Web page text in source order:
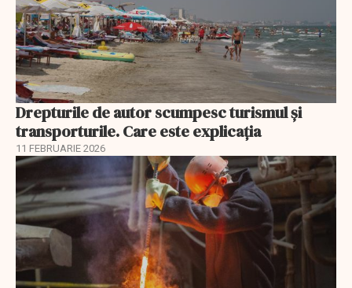
Drepturile de autor scumpesc turismul și
transporturile. Care este explicația
11 FEBRUARIE 2026